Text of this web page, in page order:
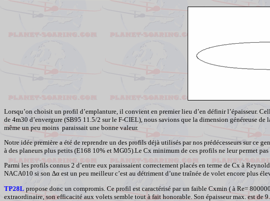
Lorsqu’on choisit un profil d’emplanture, il convient en premier lieu d’en définir l’épaisseur.
de 4m30 d’envergure (SB95 11.5/2 sur le F-CIEL), nous savions que la dimension généreuse
même un peu moins paraissait une bonne valeur.
Notre idée première a été de reprendre un des profils déjà utilisés par nos prédécesseurs sur
à des planeurs plus petits (E168 10% et MG05).Le Cx minimum de ces profils ne leur permet
Parmi les profils connus 2 d’entre eux paraissaient correctement placés en terme de Cx à
NACA010 si son Δα est un peu meilleur c’est au détriment d’une traînée de volet encore plus
TP28L propose donc un compromis. Ce profil est caractérisé par un faible Cxmin ( à Re=
extraordinaire, son efficacité aux volets semble tout à fait honorable. Son épaisseur max. est de